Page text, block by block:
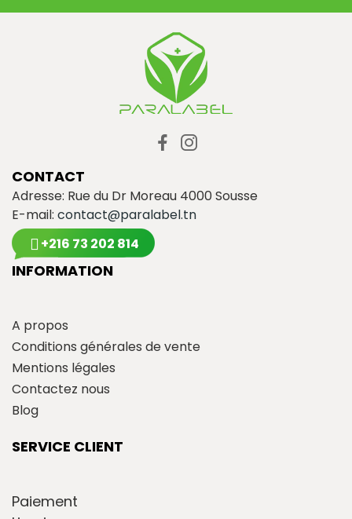
CONTACT
Adresse: Rue du Dr Moreau 4000 Sousse
E-mail: contact@paralabel.tn
+216 73 202 814
INFORMATION
A propos
Conditions générales de vente
Mentions légales
Contactez nous
Blog
SERVICE CLIENT
Paiement